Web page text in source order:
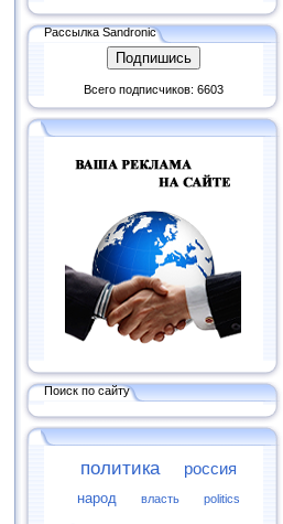
Рассылка Sandronic
Всего подписчиков: 6603
Поиск по сайту
политика россия
народ власть politics